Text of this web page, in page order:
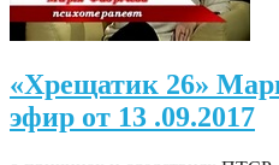
«Хрещатик 26»
эфир от 13 .09.2017